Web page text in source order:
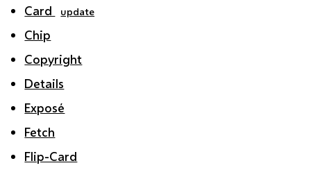
Card
update
Chip
Copyright
Details
Exposé
Fetch
Flip-Card